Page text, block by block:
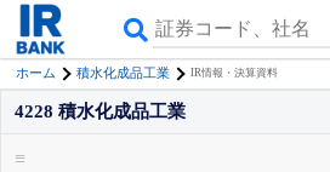
ホーム 積水化成品工業 IR情報・決算資料
4228 積水化成品工業